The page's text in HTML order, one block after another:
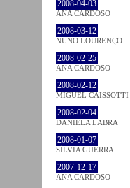
2008-04-03
ANA CARDOSO
2008-03-12
NUNO LOURENÇO
2008-02-25
ANA CARDOSO
2008-02-12
MIGUEL CAISSOTTI
2008-02-04
DANIELA LABRA
2008-01-07
SÍLVIA GUERRA
2007-12-17
ANA CARDOSO